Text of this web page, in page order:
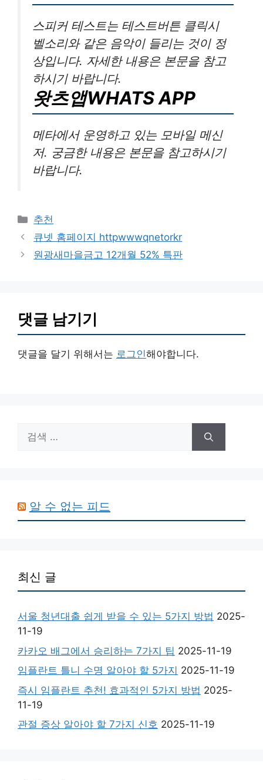
스피커 테스트는 테스트버튼 클릭시
벨소리와 같은 음악이 들리는 것이 정
상입니다. 자세한 내용은 본문을 참고
하시기 바랍니다.
왓츠앱WHATS APP
메타에서 운영하고 있는 모바일 메신
저. 궁금한 내용은 본문을 참고하시기
바랍니다.
카
테
고
리
추천
큐넷 홈페이지 httpwwwqnetorkr
원광새마을금고 12개월 52% 특판
댓글 남기기
댓글을 달기 위해서는 로그인해야합니다.
색:
알 수 없는 피드
최신 글
서울 청년대출 쉽게 받을 수 있는 5가지 방법 2025-
11-19
카카오 배그에서 승리하는 7가지 팁 2025-11-19
임플란트 틀니 수명 알아야 할 5가지 2025-11-19
즉시 임플란트 추천! 효과적인 5가지 방법 2025-
11-19
관절 증상 알아야 할 7가지 신호 2025-11-19